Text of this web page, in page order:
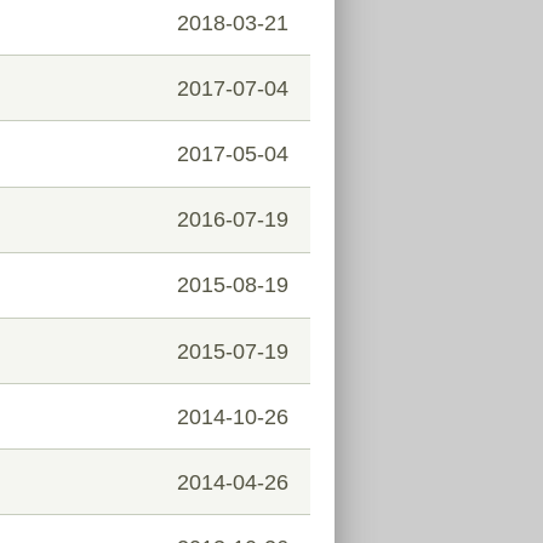
2018-03-21
2017-07-04
2017-05-04
2016-07-19
2015-08-19
2015-07-19
2014-10-26
2014-04-26